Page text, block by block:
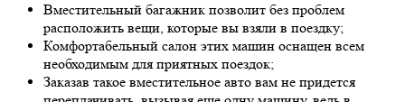
Вместительный багажник позволит без проблем
расположить вещи, которые вы взяли в поездку;
Комфортабельный салон этих машин оснащен всем
необходимым для приятных поездок;
Заказав такое вместительное авто вам не придется